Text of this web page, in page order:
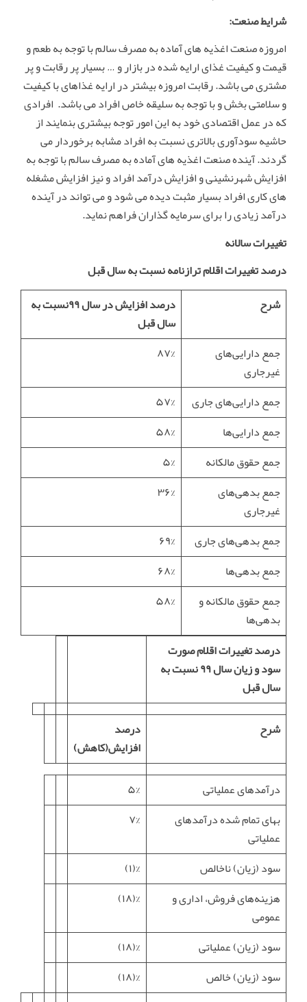
شرایط صنعت:
امروزه صنعت اغذیه های آماده به مصرف سالم با توجه به طعم و
قیمت و کیفیت غذای ارایه شده در بازار و … بسیار پر رقابت و پر
مشتری می باشد. رقابت امروزه بیشتر در ارایه غذاهای با کیفیت
و سلامتی بخش و با توجه به سلیقه خاص افراد می باشد. افرادی
که در عمل اقتصادی خود به این امور توجه بیشتری بنمایند از
حاشیه سودآوری بالاتری نسبت به افراد مشابه برخوردار می
گردند. آینده صنعت اغذیه های آماده به مصرف سالم با توجه به
افزایش شهرنشینی و افزایش درآمد افراد و نیز افزایش مشغله
های کاری افراد بسیار مثبت دیده می شود و می تواند در آینده
درآمد زیادی را برای سرمایه گذاران فراهم نماید.
تغییرات سالانه
درصد تغییرات اقلام ترازنامه نسبت به سال قبل
شرح
درصد افزایش در سال ۹۹نسبت به
سال قبل
جمع دارایی‌های
غیرجاری
۸۷%
جمع دارایی‌های جاری
۵۷%
جمع دارایی‌ها
۵۸%
جمع حقوق مالکانه
۵%
جمع بدهی‌های
غیرجاری
۳۶%
جمع بدهی‌های جاری
۶۹%
جمع بدهی‌ها
۶۸%
جمع حقوق مالکانه و
بدهی‌ها
۵۸%
درصد تغییرات اقلام صورت
سود و زیان سال ۹۹ نسبت به
سال قبل
شرح
درصد
افزایش(کاهش)
درآمدهای عملیاتی
۵%
بهاى تمام شده درآمدهای
عملیاتی
۷%
سود (زیان) ناخالص
%(۱)
هزینه‏‌هاى فروش، ادارى و
عمومى
%(۱۸)
سود (زیان) عملیاتی
%(۱۸)
سود (زیان) خالص
%(۱۸)